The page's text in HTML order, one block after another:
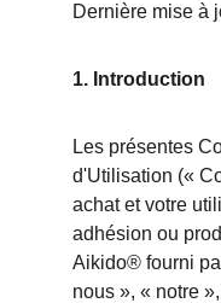
Dernière mise à
1. Introduction
Les présentes
d'Utilisation («
achat et votre
adhésion ou
Aikido® fourni
nous », « notre